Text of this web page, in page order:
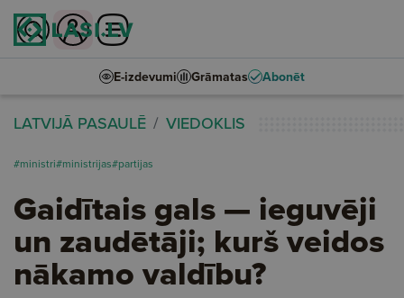
E-izdevumi Grāmatas Abonēt
LATVIJĀ PASAULĒ VIEDOKLIS
#ministri#ministrijas#partijas
Gaidītais gals — ieguvēji
un zaudētāji; kurš veidos
nākamo valdību?